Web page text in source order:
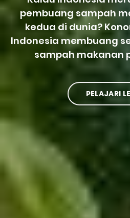
pembuang sampah
kedua di dunia?
Indonesia membuang
sampah makanan
PELAJARI